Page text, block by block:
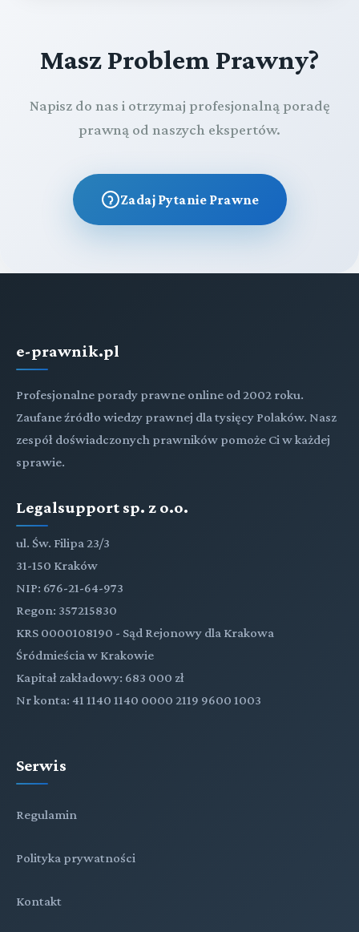
Masz Problem Prawny?
Napisz do nas i otrzymaj profesjonalną poradę
prawną od naszych ekspertów.
Zadaj Pytanie Prawne
e-prawnik.pl
Profesjonalne porady prawne online od 2002 roku.
Zaufane źródło wiedzy prawnej dla tysięcy Polaków. Nasz
zespół doświadczonych prawników pomoże Ci w każdej
sprawie.
Legalsupport sp. z o.o.
ul. Św. Filipa 23/3
31-150 Kraków
NIP: 676-21-64-973
Regon: 357215830
KRS 0000108190 - Sąd Rejonowy dla Krakowa
Śródmieścia w Krakowie
Kapitał zakładowy: 683 000 zł
Nr konta: 41 1140 1140 0000 2119 9600 1003
Serwis
Regulamin
Polityka prywatności
Kontakt